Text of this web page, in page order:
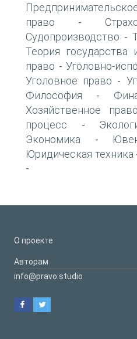
право -
Судопроизводство -
Теория государства
право - Уголовно-
Уголовное право -
Философия -
Хозяйственное право
процесс -
Экономика -
Юридическая техника
-
О проекте
Авторам
info@pravo.studio